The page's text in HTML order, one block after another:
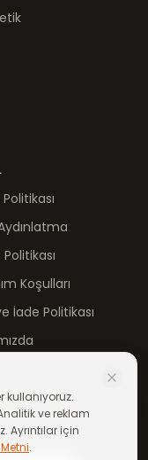
Koşulları
İade Politikası
kullanıyoruz.
ve reklam
Ayrıntılar için
.